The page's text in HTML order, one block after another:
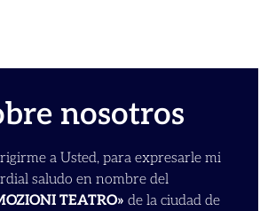
nosotros
a Usted, para expresarle mi
saludo en nombre del
TEATRO» de la ciudad de